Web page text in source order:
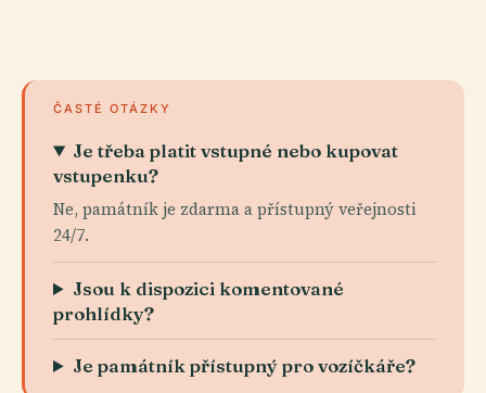
ČASTÉ OTÁZKY
Je třeba platit vstupné nebo kupovat
vstupenku?
Ne, památník je zdarma a přístupný veřejnosti
24/7.
Jsou k dispozici komentované
prohlídky?
Je památník přístupný pro vozíčkáře?